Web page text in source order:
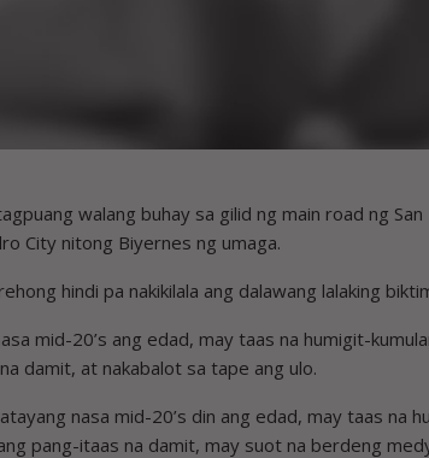
walang buhay sa gilid ng main road ng
City nitong Biyernes ng umaga.
hindi pa nakikilala ang dalawang lalaking
mid-20’s ang edad, may taas na humigit-
damit, at nakabalot sa tape ang ulo.
nasa mid-20’s din ang edad, may taas na
pang-itaas na damit, may suot na berdeng